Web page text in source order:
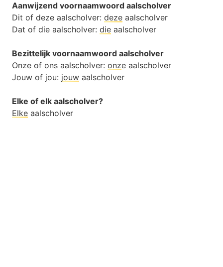
Aanwijzend voornaamwoord aalscholver
Dit of deze aalscholver: deze aalscholver
Dat of die aalscholver: die aalscholver
Bezittelijk voornaamwoord aalscholver
Onze of ons aalscholver: onze aalscholver
Jouw of jou: jouw aalscholver
Elke of elk aalscholver?
Elke aalscholver